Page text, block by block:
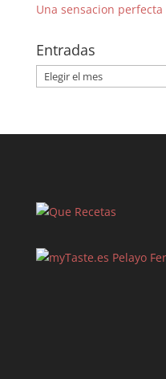
Una sensacion perfecta
Entradas
Entradas
Pelayo